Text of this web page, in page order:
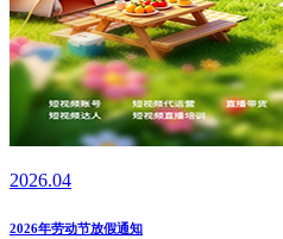
2026.04
2026年劳动节放假通知